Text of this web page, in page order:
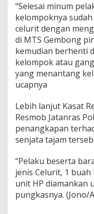
“Selesai minum
kelompoknya
celurit dengan
di MTS Gembong
kemudian berhenti
kelompok atau
yang menantang
ucapnya
Lebih lanjut Kasat
Resmob Jatanras
penangkapan
senjata tajam
“Pelaku beserta
jenis Celurit, 1
unit HP diamankan
pungkasnya. (Jono/